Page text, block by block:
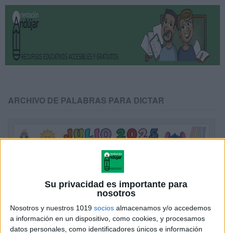
Su privacidad es importante para
nosotros
Nosotros y nuestros 1019 socios almacenamos y/o accedemos
a información en un dispositivo, como cookies, y procesamos
datos personales, como identificadores únicos e información
ARCHIVO DE PALABRAS PARA DICTAR